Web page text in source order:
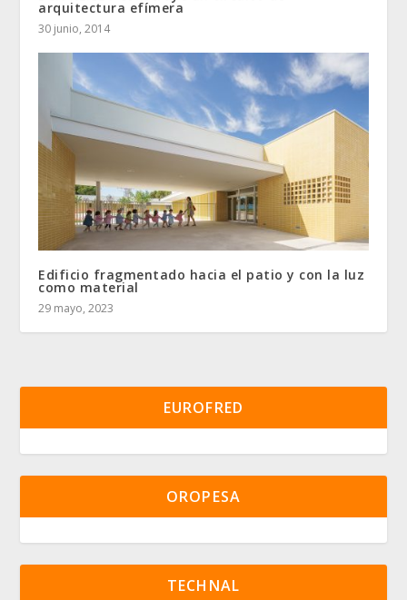
arquitectura efímera
30 junio, 2014
Edificio fragmentado hacia el patio y con la luz
como material
29 mayo, 2023
EUROFRED
OROPESA
TECHNAL